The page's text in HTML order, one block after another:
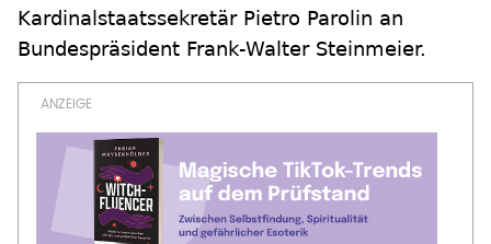
Kardinalstaatssekretär Pietro Parolin an
Bundespräsident Frank-Walter Steinmeier.